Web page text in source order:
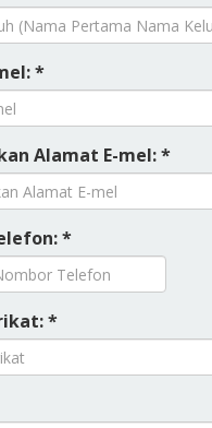
*
Alamat E-mel: *
*
*